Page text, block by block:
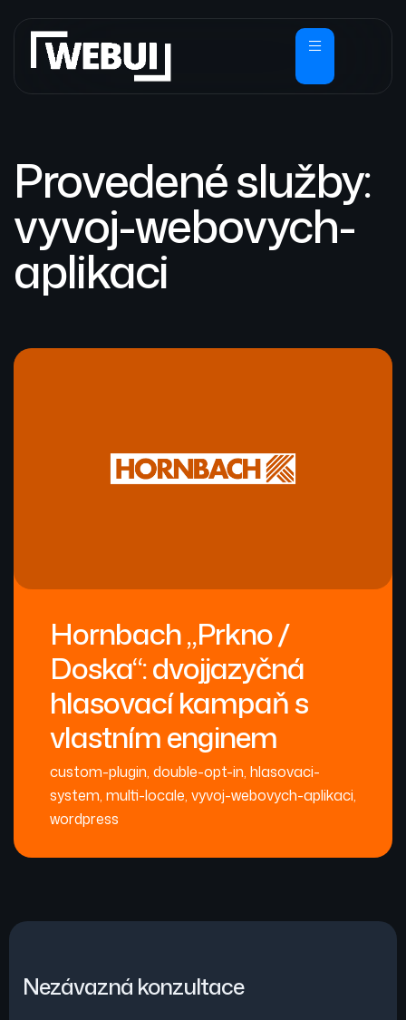
Provedené služby:
vyvoj-webovych-
aplikaci
Hornbach „Prkno /
Doska“: dvojjazyčná
hlasovací kampaň s
vlastním enginem
custom-plugin, double-opt-in, hlasovaci-
system, multi-locale, vyvoj-webovych-aplikaci,
wordpress
Nezávazná konzultace